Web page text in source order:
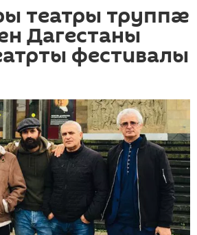
театры труппӕ
Дагестаны
фестивалы